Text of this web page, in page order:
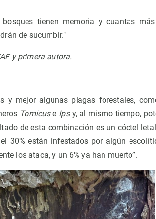
tienen memoria y cuantas más
de sucumbir."
y primera autora.
y mejor algunas plagas forestales,
Tomicuse Ips y, al mismo tiempo,
de esta combinación es un cóctel
30% están infestados por algún
los ataca, y un 6% ya han muerto”.